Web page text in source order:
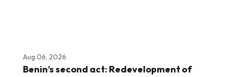
Aug 06, 2026
Benin’s second act: Redevelopment of